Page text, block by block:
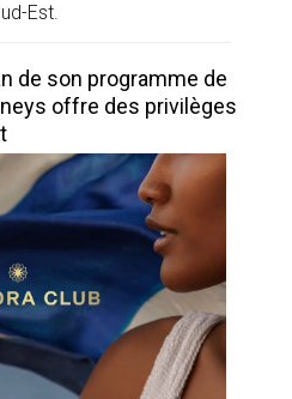
Est.
de son programme de
offre des privilèges